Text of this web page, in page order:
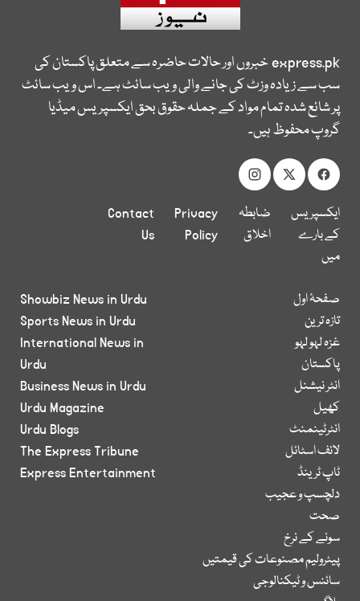
express.pkخبروں اور حالات حاضرہ سے متعلق پاکستان کی
سب سے زیادہ وزٹ کی جانے والی ویب سائٹ ہے۔ اس ویب سائٹ
پر شائع شدہ تمام مواد کے جملہ حقوق بحق ایکسپریس میڈیا
گروپ محفوظ ہیں۔
ایکسپریس
کے بارے
میں
ضابطہ
اخلاق
Privacy
Policy
Contact
Us
صفحۂ اول
تازہ ترین
غزہ لہو لہو
پاکستان
انٹر نیشنل
کھیل
انٹرٹینمنٹ
لائف اسٹائل
ٹاپ ٹرینڈ
دلچسپ و عجیب
صحت
سونے کے نرخ
پیٹرولیم مصنوعات کی قیمتیں
سائنس و ٹیکنالوجی
Showbiz News in Urdu
Sports News in Urdu
International News in
Urdu
Business News in Urdu
Urdu Magazine
Urdu Blogs
The Express Tribune
Express Entertainment